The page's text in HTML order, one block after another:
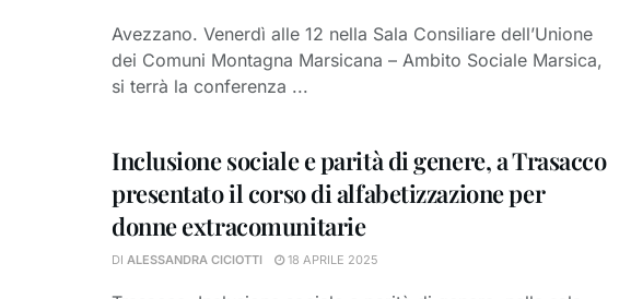
Avezzano. Venerdì alle 12 nella Sala Consiliare dell’Unione
dei Comuni Montagna Marsicana – Ambito Sociale Marsica,
si terrà la conferenza ...
Inclusione sociale e parità di genere, a Trasacco
presentato il corso di alfabetizzazione per
donne extracomunitarie
DI ALESSANDRA CICIOTTI 18 APRILE 2025